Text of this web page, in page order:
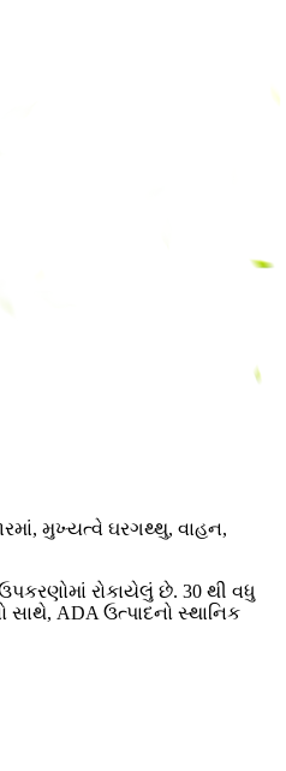
મુખ્યત્વે ઘરગથ્થુ, વાહન,
રોકાયેલું છે. 30 થી વધુ
ADA ઉત્પાદનો સ્થાનિક